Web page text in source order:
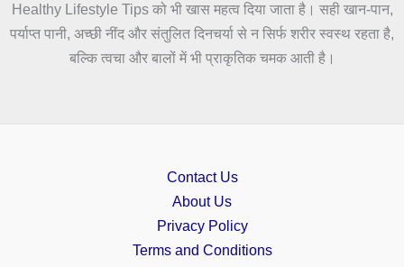
Healthy Lifestyle Tips को भी खास महत्व दिया जाता है। सही खान-पान,
पर्याप्त पानी, अच्छी नींद और संतुलित दिनचर्या से न सिर्फ शरीर स्वस्थ रहता है,
बल्कि त्वचा और बालों में भी प्राकृतिक चमक आती है।
Contact Us
About Us
Privacy Policy
Terms and Conditions